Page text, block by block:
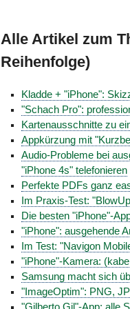
Alle Artikel zum
Reihenfolge)
Kladde + "iPhone":
"Schach Pro":
Kartenausschnitte zu
Appkürzung mit
Audio-Probleme bei
"iPhone 4s" telefonieren
Perfekte PDFs ganz
Im Praxis-Test:
Die besten "iPhone"-
"iPhone": ausgehende
Im Test: "Navigon
"iPhone"-Kamera:
Samsung macht sich
"ImageOptim": PNG,